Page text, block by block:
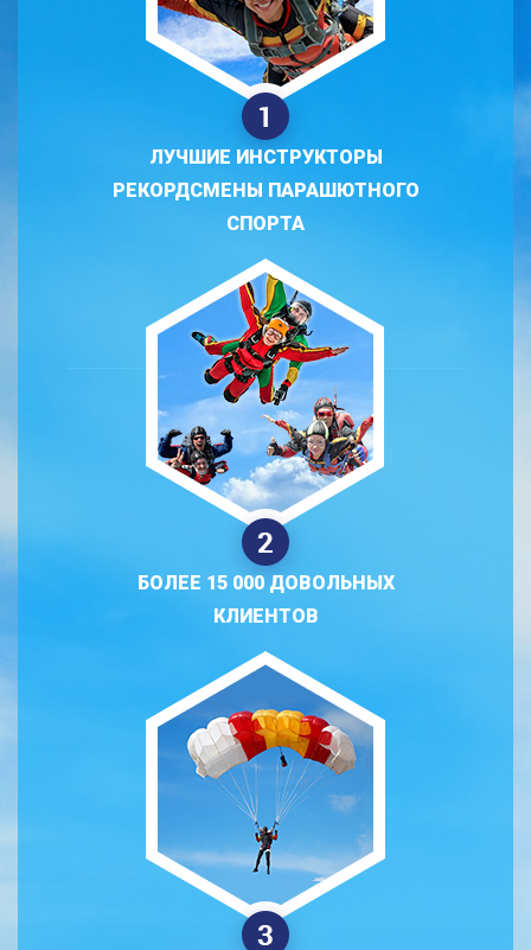
ЛУЧШИЕ ИНСТРУКТОРЫ
РЕКОРДСМЕНЫ ПАРАШЮТНОГО
СПОРТА
БОЛЕЕ 15 000 ДОВОЛЬНЫХ
КЛИЕНТОВ